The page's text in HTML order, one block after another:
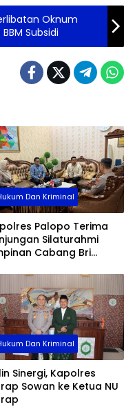
Oknum
Subsidi
Dan Kriminal
Palopo Terima
Silaturahmi
Cabang Bri
Dan Kriminal
Sinergi, Kapolres
Sowan ke Ketua NU